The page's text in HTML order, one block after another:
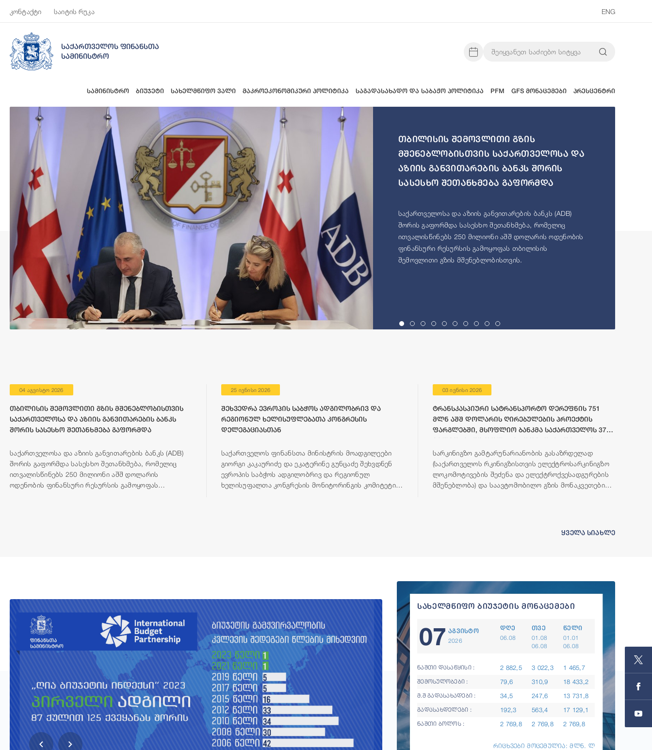
კონტაქტი საიტის რუკა ENG
საქართველოს ფინანსთა
სამინისტრო
სამინისტრო ბიუჯეტი სახელმწიფო ვალი მაკროეკონომიკური პოლიტიკა საგადასახადო და საბაჟო პოლიტიკა PFM GFS მონაცემები პრესცენტრი
თბილისის შემოვლითი გზის
მშენებლობისთვის საქართველოსა და
აზიის განვითარების ბანკს შორის
სასესხო შეთანხმება გაფორმდა
საქართველოსა და აზიის განვითარების ბანკს (ADB)
შორის გაფორმდა სასესხო შეთანხმება, რომელიც
ითვალისწინებს 250 მილიონი აშშ დოლარის ოდენობის
ფინანსური რესურსის გამოყოფას თბილისის
შემოვლითი გზის მშენებლობისთვის.
04 აგვისტო 2026
თბილისის შემოვლითი გზის მშენებლობისთვის
საქართველოსა და აზიის განვითარების ბანკს
შორის სასესხო შეთანხმება გაფორმდა
საქართველოსა და აზიის განვითარების ბანკს (ADB)
შორის გაფორმდა სასესხო შეთანხმება, რომელიც
ითვალისწინებს 250 მილიონი აშშ დოლარის
ოდენობის ფინანსური რესურსის გამოყოფას
25 ივნისი 2026
შეხვედრა ევროპის საბჭოს ადგილობრივ და
რეგიონულ ხელისუფლებათა კონგრესის
დელეგაციასთან
საქართველოს ფინანსთა მინისტრის მოადგილეები
გიორგი კაკაურიძე და ეკატერინე გუნცაძე შეხვდნენ
ევროპის საბჭოს ადგილობრივ და რეგიონულ
ხელისუფალთა კონგრესის მონიტორინგის კომიტეტის
03 ივნისი 2026
ტრანსკასპიური სატრანსპორტო დერეფნის 751
მლნ აშშ დოლარის ღირებულების პროექტის
ფარგლებში, მსოფლიო ბანკმა საქართველოს 372
მილიონი აშშ დოლარის ოდენობის ფინანსური
რესურსი გამოუყო
სარკინიგზო გამტარუნარიანობის გასაზრდელად
(საქართველოს რკინიგზისთვის ელექტროსარკინიგზო
ლოკომოტივების შეძენა და ელექტროქვესადგურების
მშენებლობა) და საავტომობილო გზის მონაკვეთების
ყველა სიახლე
სახელმწიფო ბიუჯეტის მონაცემები
07 აგვისტო
2026
დღე
06.08
თვე
01.08
06.08
წელი
01.01
06.08
ნაშთი დასაწყისი : 2 882,5 3 022,3 1 465,7
შემოსულობები : 79,6 310,9 18 433,2
მ.შ გადასახადები : 34,5 247,6 13 731,8
გადასახდელები : 192,3 563,4 17 129,1
ნაშთი ბოლოს : 2 769,8 2 769,8 2 769,8
რიცხვები მოცემულია: მლნ. ლ